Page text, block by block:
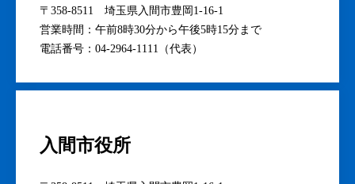
〒358-8511 埼玉県入間市豊岡1-16-1
営業時間：午前8時30分から午後5時15分まで
電話番号：04-2964-1111（代表）
入間市役所